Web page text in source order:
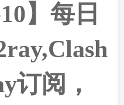
】每日
订阅，